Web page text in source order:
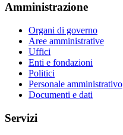
Amministrazione
Organi di governo
Aree amministrative
Uffici
Enti e fondazioni
Politici
Personale amministrativo
Documenti e dati
Servizi